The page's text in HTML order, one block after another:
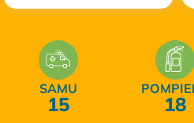
SAMU
15 18